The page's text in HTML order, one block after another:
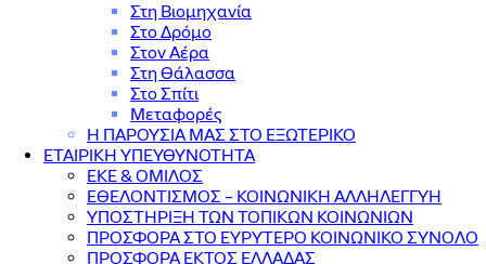
Στη Βιομηχανία
Στο Δρόμο
Στον Αέρα
Στη Θάλασσα
Στο Σπίτι
Μεταφορές
Η ΠΑΡΟΥΣΙΑ ΜΑΣ ΣΤΟ ΕΞΩΤΕΡΙΚΟ
ΕΤΑΙΡΙΚΗ ΥΠΕΥΘΥΝΟΤΗΤΑ
ΕΚΕ & ΟΜΙΛΟΣ
ΕΘΕΛΟΝΤΙΣΜΟΣ – ΚΟΙΝΩΝΙΚΗ ΑΛΛΗΛΕΓΓΥΗ
ΥΠΟΣΤΗΡΙΞΗ ΤΩΝ ΤΟΠΙΚΩΝ ΚΟΙΝΩΝΙΩΝ
ΠΡΟΣΦΟΡΑ ΣΤΟ ΕΥΡΥΤΕΡΟ ΚΟΙΝΩΝΙΚΟ ΣΥΝΟΛΟ
ΠΡΟΣΦΟΡΑ ΕΚΤΟΣ ΕΛΛΑΔΑΣ